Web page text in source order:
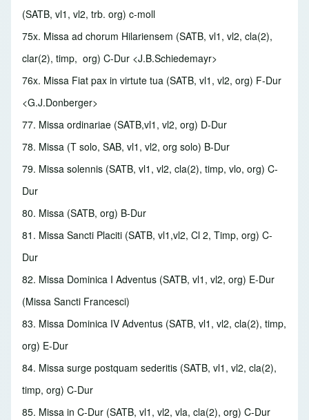
(SATB, vl1, vl2, trb. org) c-moll
75x. Missa ad chorum Hilariensem (SATB, vl1, vl2, cla(2),
clar(2), timp, org) C-Dur <J.B.Schiedemayr>
76x. Missa Fiat pax in virtute tua (SATB, vl1, vl2, org) F-Dur
<G.J.Donberger>
77. Missa ordinariae (SATB,vl1, vl2, org) D-Dur
78. Missa (T solo, SAB, vl1, vl2, org solo) B-Dur
79. Missa solennis (SATB, vl1, vl2, cla(2), timp, vlo, org) C-
Dur
80. Missa (SATB, org) B-Dur
81. Missa Sancti Placiti (SATB, vl1,vl2, Cl 2, Timp, org) C-
Dur
82. Missa Dominica I Adventus (SATB, vl1, vl2, org) E-Dur
(Missa Sancti Francesci)
83. Missa Dominica IV Adventus (SATB, vl1, vl2, cla(2), timp,
org) E-Dur
84. Missa surge postquam sederitis (SATB, vl1, vl2, cla(2),
timp, org) C-Dur
85. Missa in C-Dur (SATB, vl1, vl2, vla, cla(2), org) C-Dur